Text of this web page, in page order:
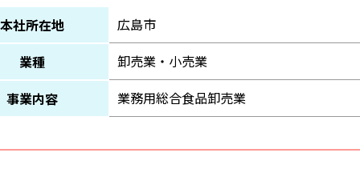
本社所在地
広島市
業種
卸売業・小売業
事業内容
業務用総合食品卸売業